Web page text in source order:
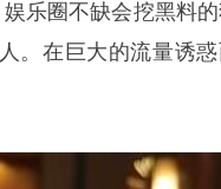
乐圈不缺会挖黑料
。在巨大的流量诱